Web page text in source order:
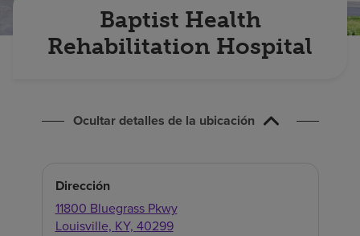
Pagar mi factura
Baptist Health
Rehabilitation Hospital
Ocultar detalles de la ubicación
Dirección
11800 Bluegrass Pkwy
Louisville, KY, 40299